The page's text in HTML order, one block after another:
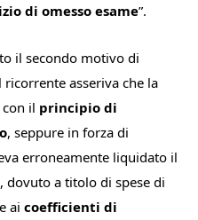
di omesso esame”.
il secondo motivo di
asseriva che la
il principio di
, seppure in forza di
erroneamente liquidato il
, dovuto a titolo di spese di
ai coefficienti di